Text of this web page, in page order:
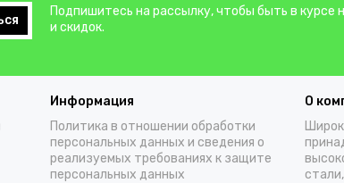
Подпишитесь на рассылку, чтобы быть в курсе
и скидок.
Информация
Политика в отношении обработки
персональных данных и сведения о
реализуемых требованиях к защите
персональных данных
О